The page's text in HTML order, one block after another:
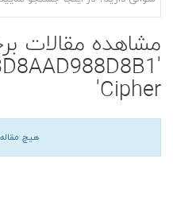
مشاهده مقالات
Cipher'
هیچ